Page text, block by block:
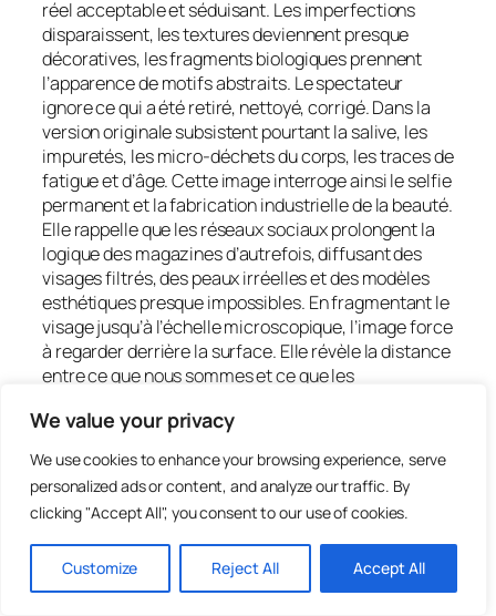
We value your privacy
We use cookies to enhance your browsing experience, serve
personalized ads or content, and analyze our traffic. By
clicking "Accept All", you consent to our use of cookies.
Customize Reject All Accept All
réel acceptable et séduisant. Les imperfections
disparaissent, les textures deviennent presque
décoratives, les fragments biologiques prennent
l’apparence de motifs abstraits. Le spectateur
ignore ce qui a été retiré, nettoyé, corrigé. Dans la
version originale subsistent pourtant la salive, les
impuretés, les micro-déchets du corps, les traces de
fatigue et d’âge. Cette image interroge ainsi le selfie
permanent et la fabrication industrielle de la beauté.
Elle rappelle que les réseaux sociaux prolongent la
logique des magazines d’autrefois, diffusant des
visages filtrés, des peaux irréelles et des modèles
esthétiques presque impossibles. En fragmentant le
visage jusqu’à l’échelle microscopique, l’image force
à regarder derrière la surface. Elle révèle la distance
entre ce que nous sommes et ce que les
sous les pixels, persiste simplement la matière
humaine, fragile, imparfaite, et pourtant bien plus
réelle que l’image que nous diffusons.
2026